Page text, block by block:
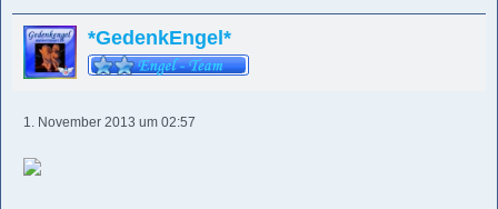
*GedenkEngel*
1. November 2013 um 02:57